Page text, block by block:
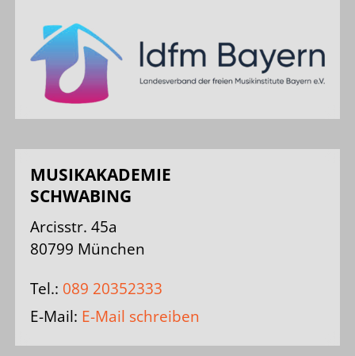
MUSIKAKADEMIE
SCHWABING
Arcisstr. 45a
80799 München
Tel.: 089 20352333
E-Mail: E-Mail schreiben